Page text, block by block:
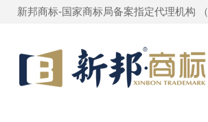
新邦商标-国家商标局备案指定代理机构 （